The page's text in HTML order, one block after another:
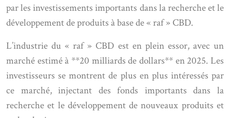
par les investissements importants dans la recherche et le
développement de produits à base de « raf » CBD.
L’industrie du « raf » CBD est en plein essor, avec un
marché estimé à **20 milliards de dollars** en 2025. Les
investisseurs se montrent de plus en plus intéressés par
ce marché, injectant des fonds importants dans la
recherche et le développement de nouveaux produits et